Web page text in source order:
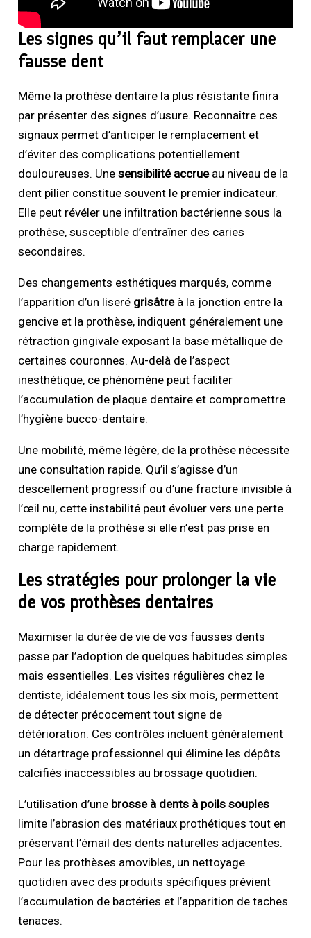
Les signes qu’il faut remplacer une
fausse dent
Même la prothèse dentaire la plus résistante finira
par présenter des signes d’usure. Reconnaître ces
signaux permet d’anticiper le remplacement et
d’éviter des complications potentiellement
douloureuses. Unesensibilité accrueau niveau de la
dent pilier constitue souvent le premier indicateur.
Elle peut révéler une infiltration bactérienne sous la
prothèse, susceptible d’entraîner des caries
secondaires.
Des changements esthétiques marqués, comme
l’apparition d’un liseré grisâtreà la jonction entre la
gencive et la prothèse, indiquent généralement une
rétraction gingivale exposant la base métallique de
certaines couronnes. Au-delà de l’aspect
inesthétique, ce phénomène peut faciliter
l’accumulation de plaque dentaire et compromettre
l’hygiène bucco-dentaire.
Une mobilité, même légère, de la prothèse nécessite
une consultation rapide. Qu’il s’agisse d’un
descellement progressif ou d’une fracture invisible à
l’œil nu, cette instabilité peut évoluer vers une perte
complète de la prothèse si elle n’est pas prise en
charge rapidement.
Les stratégies pour prolonger la vie
de vos prothèses dentaires
Maximiser la durée de vie de vos fausses dents
passe par l’adoption de quelques habitudes simples
mais essentielles. Les visites régulières chez le
dentiste, idéalement tous les six mois, permettent
de détecter précocement tout signe de
détérioration. Ces contrôles incluent généralement
un détartrage professionnel qui élimine les dépôts
calcifiés inaccessibles au brossage quotidien.
L’utilisation d’une brosse à dents à poils souples
limite l’abrasion des matériaux prothétiques tout en
préservant l’émail des dents naturelles adjacentes.
Pour les prothèses amovibles, un nettoyage
quotidien avec des produits spécifiques prévient
l’accumulation de bactéries et l’apparition de taches
tenaces.